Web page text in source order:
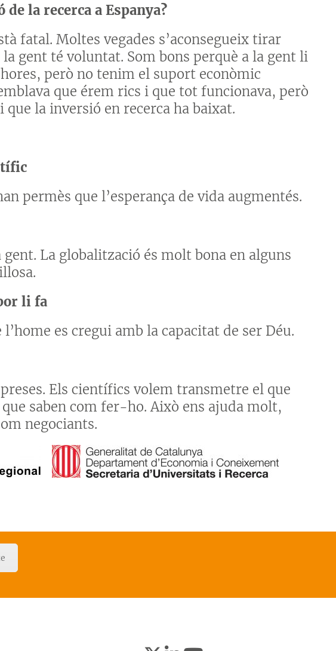
la recerca a Espanya?
fatal. Moltes vegades s’aconsegueix tirar
gent té voluntat. Som bons perquè a la gent li
però no tenim el suport econòmic
que érem rics i que tot funcionava, però
que la inversió en recerca ha baixat.
permès que l’esperança de vida augmentés.
La globalització és molt bona en alguns
li fa
es cregui amb la capacitat de ser Déu.
Els científics volem transmetre el que
saben com fer-ho. Això ens ajuda molt,
negociants.